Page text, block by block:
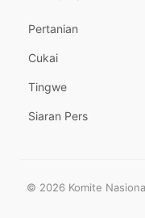
Pertanian
Cukai
Tingwe
Siaran Pers
© 2026 Komite